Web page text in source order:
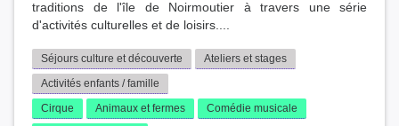
traditions de l'île de Noirmoutier à travers une série
d'activités culturelles et de loisirs....
Séjours culture et découverte
Ateliers et stages
Activités enfants / famille
Cirque
Animaux et fermes
Comédie musicale